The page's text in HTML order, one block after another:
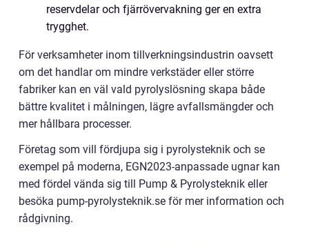
reservdelar och fjärrövervakning ger en extra
trygghet.
För verksamheter inom tillverkningsindustrin oavsett
om det handlar om mindre verkstäder eller större
fabriker kan en väl vald pyrolyslösning skapa både
bättre kvalitet i målningen, lägre avfallsmängder och
mer hållbara processer.
Företag som vill fördjupa sig i pyrolysteknik och se
exempel på moderna, EGN2023-anpassade ugnar kan
med fördel vända sig till Pump & Pyrolysteknik eller
besöka pump-pyrolysteknik.se för mer information och
rådgivning.